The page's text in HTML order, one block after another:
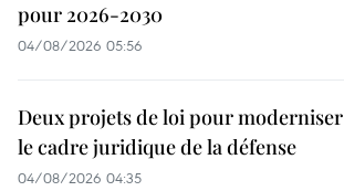
pour 2026-2030
04/08/2026 05:56
Deux projets de loi pour moderniser
le cadre juridique de la défense
04/08/2026 04:35